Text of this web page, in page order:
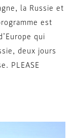
la Russie et
est
qui
deux jours
PLEASE